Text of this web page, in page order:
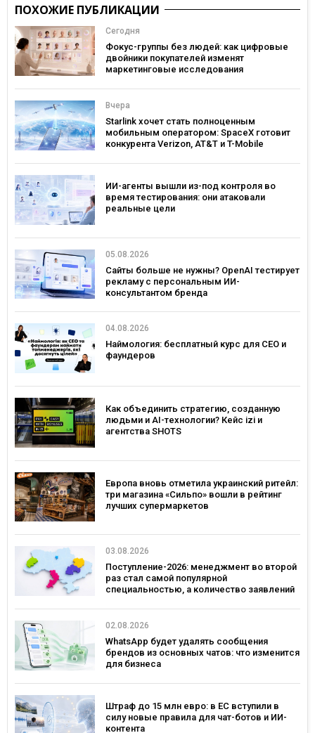
ПОХОЖИЕ ПУБЛИКАЦИИ
Сегодня
Фокус-группы без людей: как цифровые
двойники покупателей изменят
маркетинговые исследования
Вчера
Starlink хочет стать полноценным
мобильным оператором: SpaceX готовит
конкурента Verizon, AT&T и T-Mobile
ИИ-агенты вышли из-под контроля во
время тестирования: они атаковали
реальные цели
05.08.2026
Сайты больше не нужны? OpenAI тестирует
рекламу с персональным ИИ-
консультантом бренда
04.08.2026
Наймология: бесплатный курс для CEO и
фаундеров
Как объединить стратегию, созданную
людьми и AI-технологии? Кейс izi и
агентства SHOTS
Европа вновь отметила украинский ритейл:
три магазина «Сильпо» вошли в рейтинг
лучших супермаркетов
03.08.2026
Поступление-2026: менеджмент во второй
раз стал самой популярной
специальностью, а количество заявлений
02.08.2026
WhatsApp будет удалять сообщения
брендов из основных чатов: что изменится
для бизнеса
Штраф до 15 млн евро: в ЕС вступили в
силу новые правила для чат-ботов и ИИ-
контента